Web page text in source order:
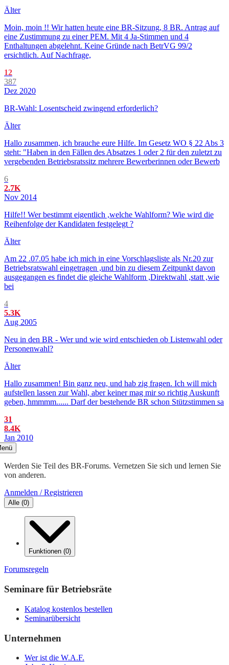
Älter
Moin, moin !! Wir hatten heute eine BR-Sitzung, 8 BR. Antrag auf
eine Zustimmung zu einer PEM. Mit 4 Ja-Stimmen und 4
Enthaltungen abgelehnt. Keine Gründe nach BetrVG 99/2
ersichtlich. Auf Nachfrage,
12
387
Dez 2020
BR-Wahl: Losentscheid zwingend erforderlich?
Älter
Hallo zusammen, ich brauche eure Hilfe. Im Gesetz WO § 22 Abs 3
steht: "Haben in den Fällen des Absatzes 1 oder 2 für den zuletzt zu
vergebenden Betriebsratssitz mehrere Bewerberinnen oder Bewerb
6
2.7K
Nov 2014
Hilfe!! Wer bestimmt eigentlich ,welche Wahlform? Wie wird die
Reihenfolge der Kandidaten festgelegt ?
Älter
Am 22 .07.05 habe ich mich in eine Vorschlagsliste als Nr.20 zur
Betriebsratswahl eingetragen ,und bin zu diesem Zeitpunkt davon
ausgegangen es findet die gleiche Wahlform ,Direktwahl ,statt ,wie
bei
4
5.3K
Aug 2005
Neu in den BR - Wer und wie wird entschieden ob Listenwahl oder
Personenwahl?
Älter
Hallo zusammen! Bin ganz neu, und hab zig fragen. Ich will mich
aufstellen lassen zur Wahl, aber keiner mag mir so richtig Auskunft
geben, hmmmm...... Darf der bestehende BR schon Stützstimmen sa
31
8.4K
Jan 2010
Werden Sie Teil des BR-Forums. Vernetzen Sie sich und lernen Sie
von anderen.
Anmelden / Registrieren
Alle (0)
Funktionen (0)
Forumsregeln
Seminare für Betriebsräte
Katalog kostenlos bestellen
Seminarübersicht
Unternehmen
Wer ist die W.A.F.